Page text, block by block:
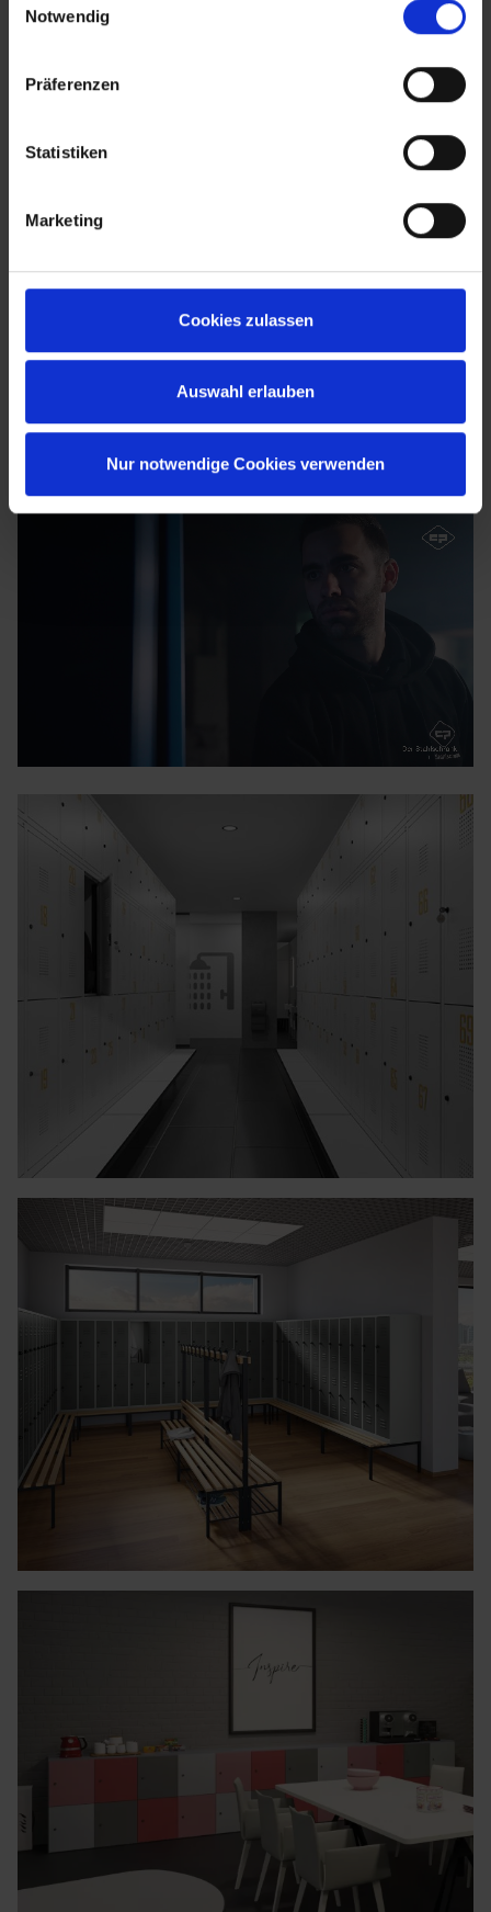
Notwendig
Präferenzen
Statistiken
Marketing
Cookies zulassen
Auswahl erlauben
Nur notwendige Cookies verwenden